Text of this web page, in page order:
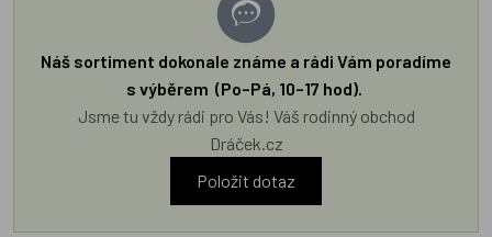
Náš sortiment dokonale známe a rádi Vám poradíme
s výběrem (Po–Pá, 10–17 hod).
Jsme tu vždy rádi pro Vás! Váš rodinný obchod
Dráček.cz
Položit dotaz